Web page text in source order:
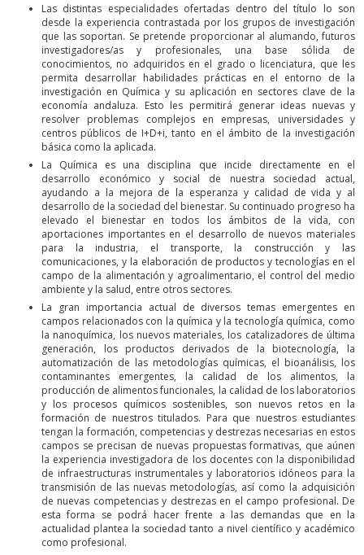
Las distintas especialidades ofertadas dentro del título lo son
desde la experiencia contrastada por los grupos de investigación
que las soportan. Se pretende proporcionar al alumando, futuros
investigadores/as y profesionales, una base sólida de
conocimientos, no adquiridos en el grado o licenciatura, que les
permita desarrollar habilidades prácticas en el entorno de la
investigación en Química y su aplicación en sectores clave de la
economía andaluza. Esto les permitirá generar ideas nuevas y
resolver problemas complejos en empresas, universidades y
centros públicos de I+D+i, tanto en el ámbito de la investigación
básica como la aplicada.
La Química es una disciplina que incide directamente en el
desarrollo económico y social de nuestra sociedad actual,
ayudando a la mejora de la esperanza y calidad de vida y al
desarrollo de la sociedad del bienestar. Su continuado progreso ha
elevado el bienestar en todos los ámbitos de la vida, con
aportaciones importantes en el desarrollo de nuevos materiales
para la industria, el transporte, la construcción y las
comunicaciones, y la elaboración de productos y tecnologías en el
campo de la alimentación y agroalimentario, el control del medio
ambiente y la salud, entre otros sectores.
La gran importancia actual de diversos temas emergentes en
campos relacionados con la química y la tecnología química, como
la nanoquímica, los nuevos materiales, los catalizadores de última
generación, los productos derivados de la biotecnología, la
automatización de las metodologías químicas, el bioanálisis, los
contaminantes emergentes, la calidad de los alimentos, la
producción de alimentos funcionales, la calidad de los laboratorios
y los procesos químicos sostenibles, son nuevos retos en la
formación de nuestros titulados. Para que nuestros estudiantes
tengan la formación, competencias y destrezas necesarias en estos
campos se precisan de nuevas propuestas formativas, que aúnen
la experiencia investigadora de los docentes con la disponibilidad
de infraestructuras instrumentales y laboratorios idóneos para la
transmisión de las nuevas metodologías, así como la adquisición
de nuevas competencias y destrezas en el campo profesional. De
esta forma se podrá hacer frente a las demandas que en la
actualidad plantea la sociedad tanto a nivel científico y académico
como profesional.